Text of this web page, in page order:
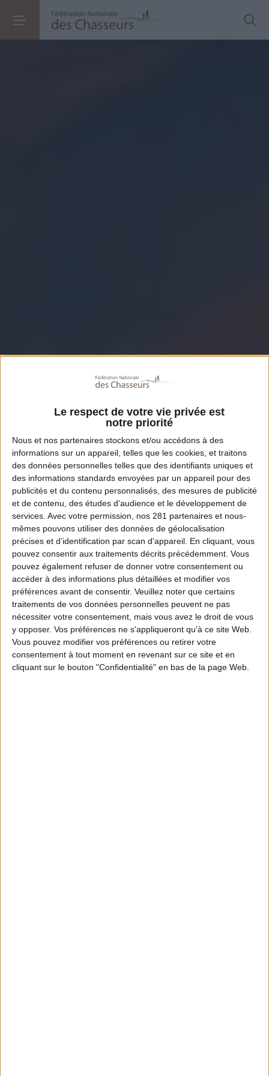
Le respect de votre vie privée est
notre priorité
Nous et nos partenaires stockons et/ou accédons à des
informations sur un appareil, telles que les cookies, et traitons
des données personnelles telles que des identifiants uniques et
des informations standards envoyées par un appareil pour des
publicités et du contenu personnalisés, des mesures de publicité
et de contenu, des études d'audience et le développement de
services. Avec votre permission, nos 281 partenaires et nous-
mêmes pouvons utiliser des données de géolocalisation
précises et d’identification par scan d'appareil. En cliquant, vous
pouvez consentir aux traitements décrits précédemment. Vous
pouvez également refuser de donner votre consentement ou
accéder à des informations plus détaillées et modifier vos
préférences avant de consentir. Veuillez noter que certains
traitements de vos données personnelles peuvent ne pas
nécessiter votre consentement, mais vous avez le droit de vous
y opposer. Vos préférences ne s'appliqueront qu’à ce site Web.
Vous pouvez modifier vos préférences ou retirer votre
consentement à tout moment en revenant sur ce site et en
cliquant sur le bouton "Confidentialité" en bas de la page Web.
Vers une nouvelle PAC